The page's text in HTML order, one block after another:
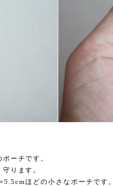
ーチです。
ります。
ほどの小さなポーチです。